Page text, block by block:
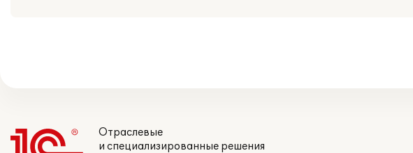
Отраслевые
и специализированные решения